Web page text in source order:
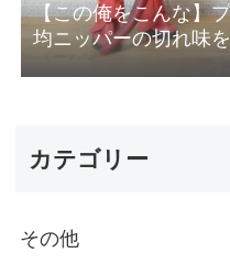
【この俺をこんな】
均ニッパーの切れ味
【安物のニッパーで
カテゴリー
その他